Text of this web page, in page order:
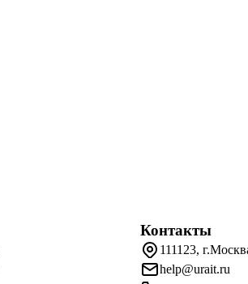
Контакты
111123,
help@urait.ru